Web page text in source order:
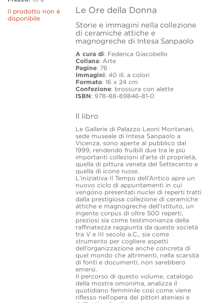
Le Ore della Donna
Storie e immagini nella collezione
di ceramiche attiche e
magnogreche di Intesa Sanpaolo
A cura di: Federica Giacobello
Collana: Arte
Pagine: 76
Immagini: 40 ill. a colori
Formato: 16 x 24 cm
Confezione: brossura con alette
ISBN: 978-88-89846-81-0
Il libro
Le Gallerie di Palazzo Leoni Montanari,
sede museale di Intesa Sanpaolo a
Vicenza, sono aperte al pubblico dal
1999, rendendo fruibili due tra le più
importanti collezioni d’arte di proprietà,
quella di pittura veneta del Settecento e
quella di icone russe.
L’iniziativa Il Tempo dell’Antico apre un
nuovo ciclo di appuntamenti in cui
vengono presentati nuclei di reperti tratti
dalla prestigiosa collezione di ceramiche
attiche e magnogreche dell’Istituto, un
ingente corpus di oltre 500 reperti,
preziosi sia come testimonianza della
raffinatezza raggiunta da queste società
tra V e III secolo a.C., sia come
strumento per cogliere aspetti
dell’organizzazione anche concreta di
quel mondo che altrimenti, nella scarsità
di fonti e documenti, non sarebbero
emersi.
Il percorso di questo volume, catalogo
della mostra omonima, analizza il
quotidiano femminile così come viene
riflesso nell’opera dei pittori ateniesi e
Il prodotto non è
disponibile